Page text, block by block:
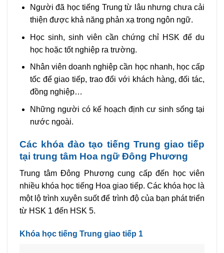
Người đã học tiếng Trung từ lâu nhưng chưa cải
thiện được khả năng phản xạ trong ngôn ngữ.
Học sinh, sinh viên cần chứng chỉ HSK để du
học hoặc tốt nghiệp ra trường.
Nhân viên doanh nghiệp cần học nhanh, học cấp
tốc để giao tiếp, trao đổi với khách hàng, đối tác,
đồng nghiệp…
Những người có kế hoạch định cư sinh sống tại
nước ngoài.
Các khóa đào tạo tiếng Trung giao tiếp
tại trung tâm Hoa ngữ Đông Phương
Trung tâm Đông Phương cung cấp đến học viên
nhiều khóa học tiếng Hoa giao tiếp. Các khóa học là
một lộ trình xuyên suốt để trình độ của bạn phát triển
từ HSK 1 đến HSK 5.
Khóa học tiếng Trung giao tiếp 1